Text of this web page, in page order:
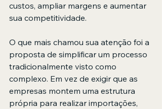
custos, ampliar margens e aumentar
sua competitividade.
O que mais chamou sua atenção foi a
proposta de simplificar um processo
tradicionalmente visto como
complexo. Em vez de exigir que as
empresas montem uma estrutura
própria para realizar importações,